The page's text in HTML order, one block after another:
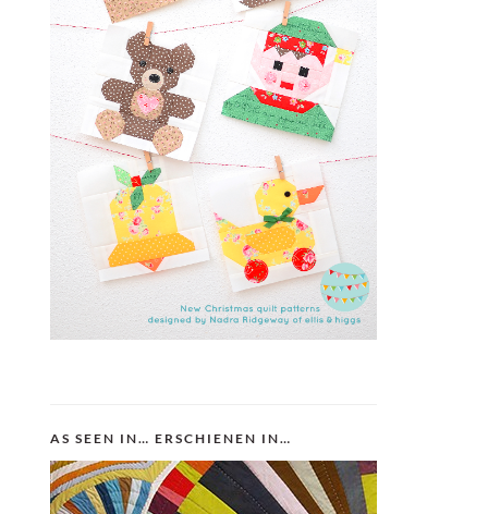
AS SEEN IN… ERSCHIENEN IN…